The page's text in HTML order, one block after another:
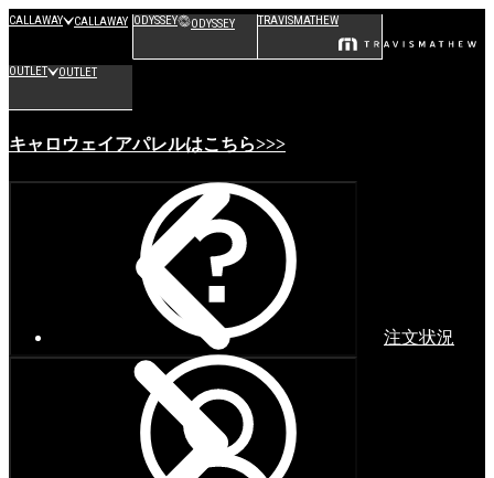
CALLAWAY CALLAWAY ODYSSEY ODYSSEY TRAVISMATHEW
OUTLET OUTLET
キャロウェイアパレルはこちら>>>
注文状況